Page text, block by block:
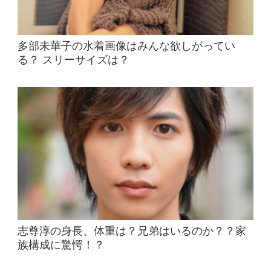
多部未華子の水着画像はみんな欲しがってい
る？ スリーサイズは？
志尊淳の身長、体重は？兄弟はいるのか？？家
族構成に驚愕！？